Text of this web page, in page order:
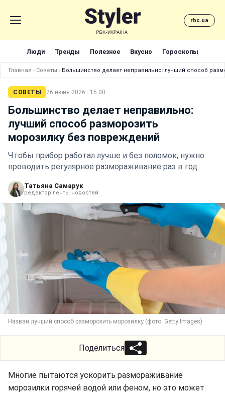
rbc.ua
Люди Тренды Полезное Вкусно Гороскопы
Главная › Советы › Большинство делает неправильно: лучший способ
СОВЕТЫ 26 июня 2026 · 15:00
Большинство делает неправильно:
лучший способ разморозить
морозилку без повреждений
Чтобы прибор работал лучше и без поломок, нужно
проводить регулярное размораживание раз в год
Татьяна Самарук
редактор ленты новостей
Назван лучший способ разморозить морозилку (фото: Getty Images)
Поделиться
Многие пытаются ускорить размораживание
морозилки горячей водой или феном, но это может